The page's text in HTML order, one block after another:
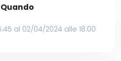
Quando
al 02/04/2024 alle 18:00